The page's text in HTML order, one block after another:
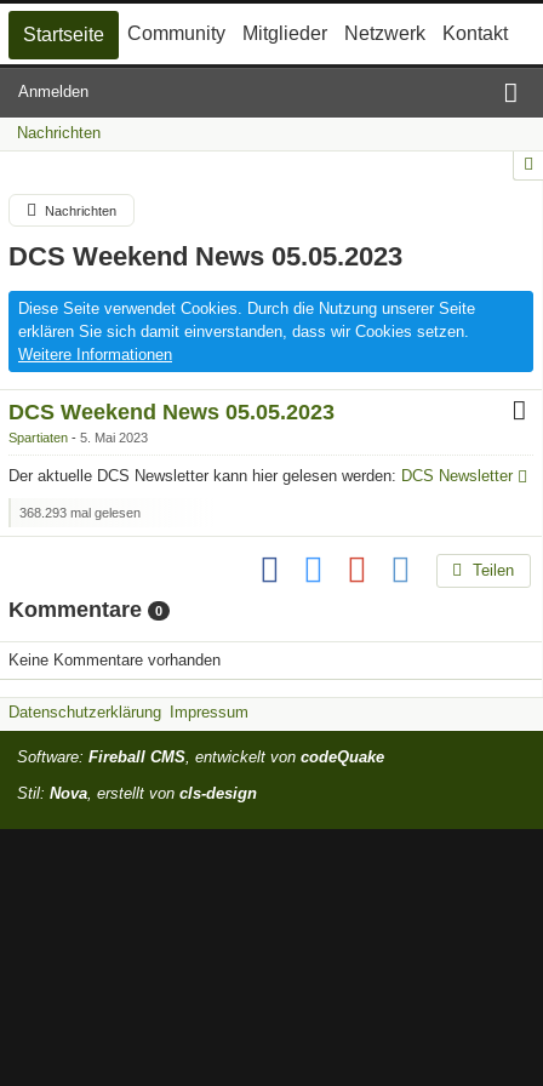
Startseite Community Mitglieder Netzwerk Kontakt
Anmelden
Nachrichten
Nachrichten
DCS Weekend News 05.05.2023
Diese Seite verwendet Cookies. Durch die Nutzung unserer Seite
erklären Sie sich damit einverstanden, dass wir Cookies setzen.
Weitere Informationen
DCS Weekend News 05.05.2023
Spartiaten 5. Mai 2023
Der aktuelle DCS Newsletter kann hier gelesen werden: DCS Newsletter
368.293 mal gelesen
Teilen
Kommentare 0
Keine Kommentare vorhanden
Datenschutzerklärung Impressum
Software: Fireball CMS, entwickelt von codeQuake
Stil: Nova, erstellt von cls-design